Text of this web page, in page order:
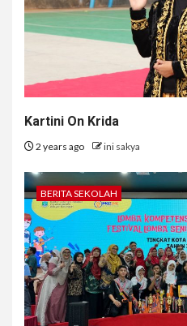
Kartini On Krida
2 years ago ini sakya
BERITA SEKOLAH